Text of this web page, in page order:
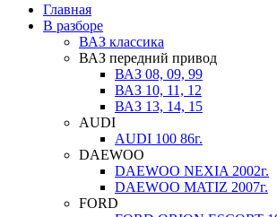
Главная
В разборе
ВАЗ классика
ВАЗ передний привод
ВАЗ 08, 09, 99
ВАЗ 10, 11, 12
ВАЗ 13, 14, 15
AUDI
AUDI 100 86г.
DAEWOO
DAEWOO NEXIA 2002г.
DAEWOO MATIZ 2007г.
FORD